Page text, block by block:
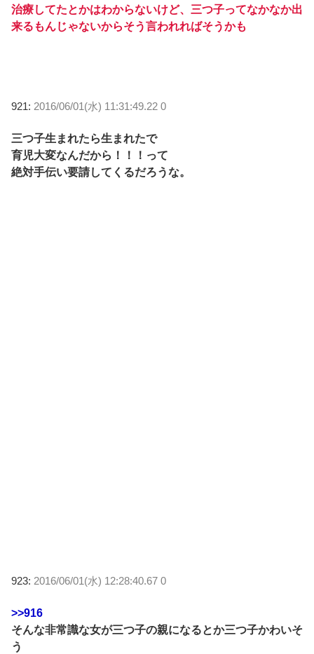
治療してたとかはわからないけど、三つ子ってなかなか出
来るもんじゃないからそう言われればそうかも
921: 2016/06/01(水) 11:31:49.22 0
三つ子生まれたら生まれたで
育児大変なんだから！！！って
絶対手伝い要請してくるだろうな。
923: 2016/06/01(水) 12:28:40.67 0
>>916
そんな非常識な女が三つ子の親になるとか三つ子かわいそ
う